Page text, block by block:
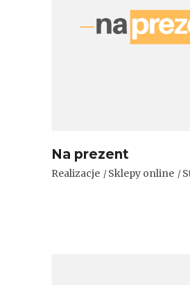
Na prezent
Realizacje Sklepy online